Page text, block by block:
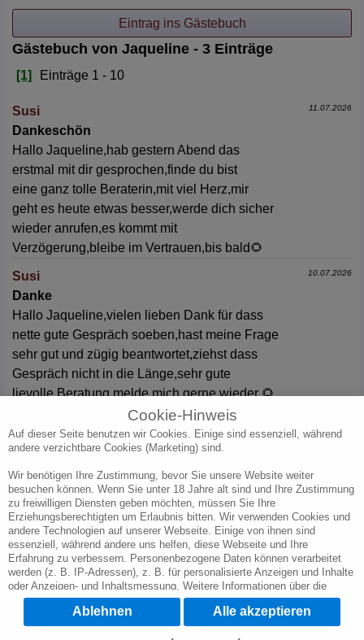
Gästebuch von Jaqueline - 3 Einträge
[1] Einträge 1 - 10
Susi 11.07.2026
Dankeschön
Hallo Jaqueline,hab gestern Abend das
erstmal mit dir gesprochen,finde du bist
eine ganz tolle Beraterin,mit viel Herz,mir
geht es heute etwas besser,werde dich sicher
wieder anrufen,es kommt mit
Verzögerung,bleibe im Vertrauen,bis bald🌻
Susi 10.07.2026
Danke
Hallo Jaqueline,vielen lieben Dank für dass
nette gute Gespräch soeben,hast meine Frage
sehr gut und zügig beantwortet,ziehst dass
Gespräch nicht in die Länge,sehr gute
lievolle Beratung,melde mich gerne wieder 🌻
Dankeschön
betreffen voll bestätigt und kann dich jedem
empfehlen der die Wahrheit hören will und kann
Cookie-Hinweis
Auf dieser Seite benutzen wir Cookies. Einige sind essenziell, während
andere verzichtbare Cookies (Marketing) sind.
Wir benötigen Ihre Zustimmung, bevor Sie unsere Website weiter
besuchen können. Wenn Sie unter 18 Jahre alt sind und Ihre Zustimmung
zu freiwilligen Diensten geben möchten, müssen Sie Ihre
Erziehungsberechtigten um Erlaubnis bitten. Wir verwenden Cookies und
andere Technologien auf unserer Webseite. Einige von ihnen sind
essenziell, während andere uns helfen, diese Webseite und Ihre
Erfahrung zu verbessern. Personenbezogene Daten können verarbeitet
werden (z. B. IP-Adressen), z. B. für personalisierte Anzeigen und Inhalte
oder Anzeigen- und Inhaltsmessung. Weitere Informationen über die
Verwendung Ihrer Daten finden Sie in unserer Datenschutzerklärung. Sie
können Ihre Auswahl jederzeit unter
Cookie-Einstellungenwiderrufen oder
anpassen.
Ablehnen Alle akzeptieren